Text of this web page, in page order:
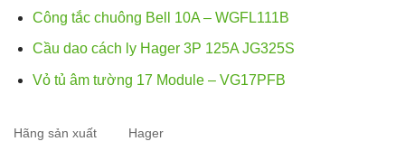
Công tắc chuông Bell 10A – WGFL111B
Cầu dao cách ly Hager 3P 125A JG325S
Vỏ tủ âm tường 17 Module – VG17PFB
Hãng sản xuất Hager